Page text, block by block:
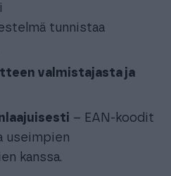
tunnistaa
valmistajasta ja
– EAN-koodit
useimpien
kanssa.